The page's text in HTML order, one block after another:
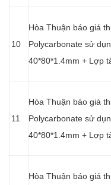
10
Hòa Thuận báo giá
Polycarbonate sử
40*80*1.4mm + Lợp
11
Hòa Thuận báo giá
Polycarbonate sử
40*80*1.4mm + Lợp
Hòa Thuận báo giá